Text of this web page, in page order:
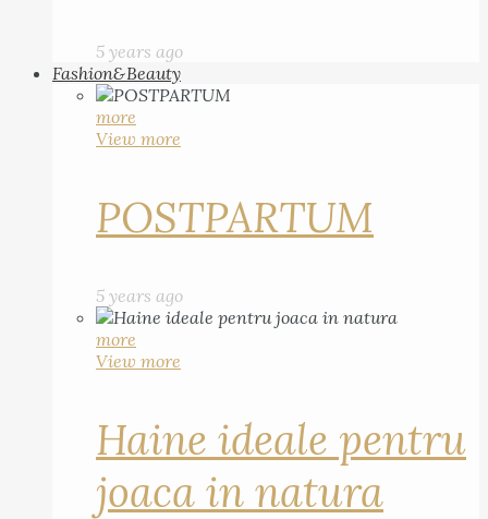
5 years ago
Fashion&Beauty
more
View more
POSTPARTUM
5 years ago
more
View more
Haine ideale pentru
joaca in natura